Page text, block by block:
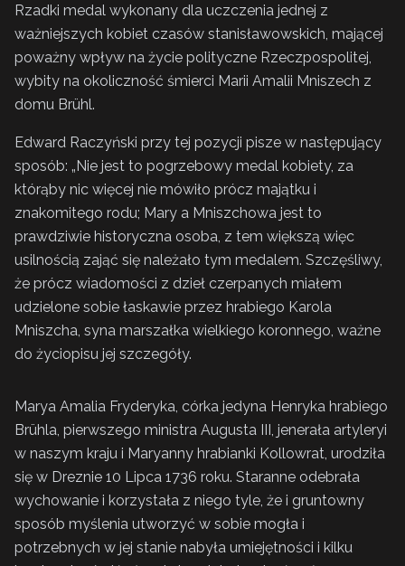
Rzadki medal wykonany dla uczczenia jednej z
ważniejszych kobiet czasów stanisławowskich, mającej
poważny wpływ na życie polityczne Rzeczpospolitej,
wybity na okoliczność śmierci Marii Amalii Mniszech z
domu Brühl.
Edward Raczyński przy tej pozycji pisze w następujący
sposób: „Nie jest to pogrzebowy medal kobiety, za
którąby nic więcej nie mówiło prócz majątku i
znakomitego rodu; Mary a Mniszchowa jest to
prawdziwie historyczna osoba, z tem większą więc
usilnością zająć się należało tym medalem. Szczęśliwy,
że prócz wiadomości z dzieł czerpanych miałem
udzielone sobie łaskawie przez hrabiego Karola
Mniszcha, syna marszałka wielkiego koronnego, ważne
do życiopisu jej szczegóły.
Marya Amalia Fryderyka, córka jedyna Henryka hrabiego
Brühla, pierwszego ministra Augusta III, jenerała artyleryi
w naszym kraju i Maryanny hrabianki Kollowrat, urodziła
się w Dreznie 10 Lipca 1736 roku. Staranne odebrała
wychowanie i korzystała z niego tyle, że i gruntowny
sposób myślenia utworzyć w sobie mogła i
potrzebnych w jej stanie nabyła umiejętności i kilku